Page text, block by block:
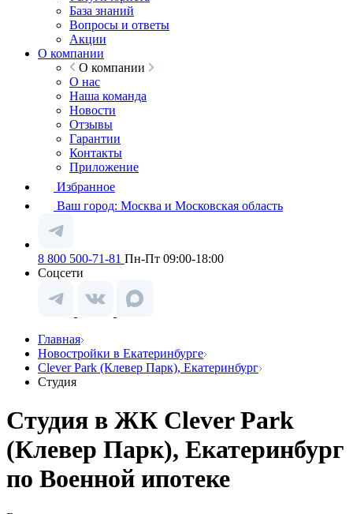
База знаний
Вопросы и ответы
Акции
О компании
О компании
О нас
Наша команда
Новости
Отзывы
Гарантии
Контакты
Приложение
Избранное
Ваш город: Москва и Московская область
8 800 500-71-81 Пн-Пт 09:00-18:00
Соцсети
Главная
Новостройки в Екатеринбурге
Clever Park (Клевер Парк), Екатеринбург
Студия
Студия в ЖК Clever Park
(Клевер Парк), Екатеринбург
по Военной ипотеке